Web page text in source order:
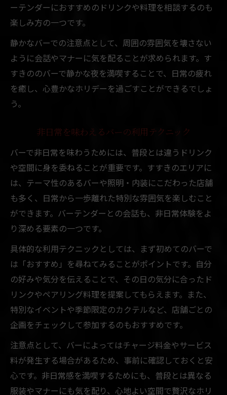
ーテンダーにおすすめのドリンクや料理を相談するのも
楽しみ方の一つです。
静かなバーでの注意点として、周囲の雰囲気を壊さない
ように会話やマナーに気を配ることが求められます。す
すきののバーで静かな夜を満喫することで、日常の疲れ
を癒し、心豊かなホリデーを過ごすことができるでしょ
う。
非日常を味わえるバーの利用テクニック
バーで非日常を味わうためには、普段とは違うドリンク
や空間に身を委ねることが重要です。すすきのエリアに
は、テーマ性のあるバーや照明・内装にこだわった店舗
も多く、日常から一歩離れた特別な雰囲気を楽しむこと
ができます。バーテンダーとの会話も、非日常体験をよ
り深める要素の一つです。
具体的な利用テクニックとしては、まず初めてのバーで
は「おすすめ」を尋ねてみることがポイントです。自分
の好みや気分を伝えることで、その日の気分に合ったド
リンクやペアリング料理を提案してもらえます。また、
特別なイベントや季節限定のカクテルなど、店舗ごとの
企画をチェックして参加するのもおすすめです。
注意点として、バーによってはチャージ料金やサービス
料が発生する場合があるため、事前に確認しておくと安
心です。非日常感を満喫するためにも、普段とは異なる
服装やマナーにも気を配り、心地よい空間で贅沢なホリ